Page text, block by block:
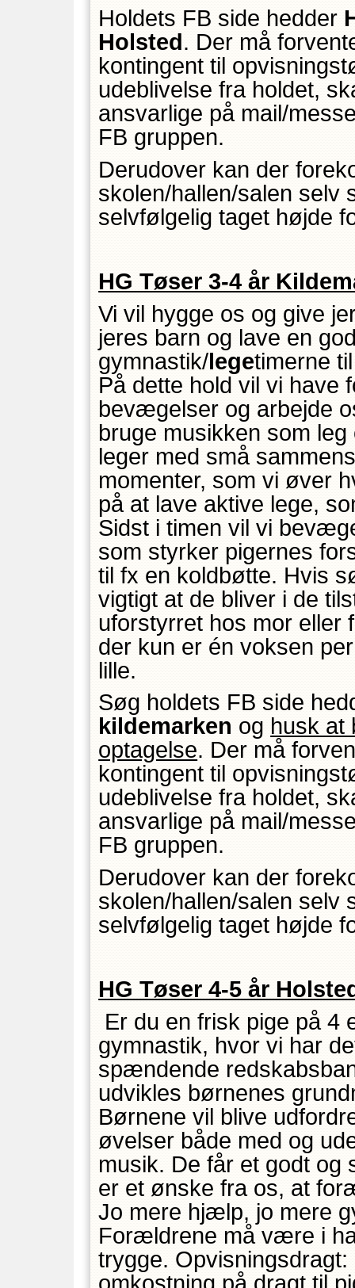
Holdets FB side hedder
Holsted. Der må
kontingent til
udeblivelse fra holdet,
ansvarlige på mail/
FB gruppen.
Derudover kan der
skolen/hallen/salen selv
selvfølgelig taget højde
HG Tøser 3-4 år
Vi vil hygge os og give
jeres barn og lave en
gymnastik/legetimerne
På dette hold vil vi have
bevægelser og arbejde
bruge musikken som
leger med små
momenter, som vi øver
på at lave aktive lege,
Sidst i timen vil vi
som styrker pigernes
til fx en koldbøtte. Hvis
vigtigt at de bliver i de
uforstyrret hos mor eller
der kun er én voksen
lille.
Søg holdets FB side
kildemarken og husk at
optagelse. Der må
kontingent til
udeblivelse fra holdet,
ansvarlige på mail/
FB gruppen.
Derudover kan der
skolen/hallen/salen selv
selvfølgelig taget højde
HG Tøser 4-5 år
Er du en frisk pige på 4
gymnastik, hvor vi har
spændende
udvikles børnenes
Børnene vil blive
øvelser både med og
musik. De får et godt og
er et ønske fra os, at
Jo mere hjælp, jo mere
Forældrene må være i
trygge.